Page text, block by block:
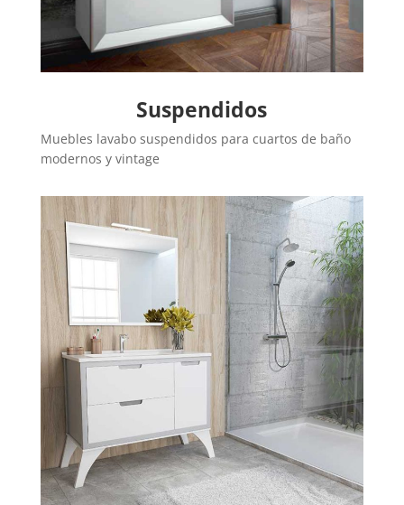
Suspendidos
Muebles lavabo suspendidos para cuartos de baño
modernos y vintage